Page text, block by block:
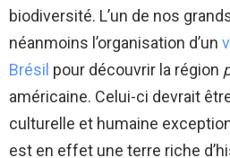
biodiversité. L’un de nos
néanmoins l’organisation d’un
Brésil pour découvrir la région
américaine. Celui-ci devrait
culturelle et humaine
est en effet une terre riche